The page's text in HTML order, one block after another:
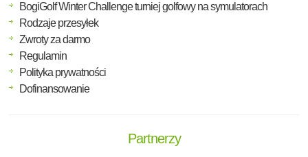
BogiGolf Winter Challenge turniej golfowy na symulatorach
Rodzaje przesyłek
Zwroty za darmo
Regulamin
Polityka prywatności
Dofinansowanie
Partnerzy